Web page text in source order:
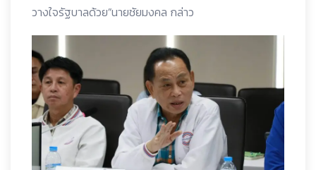
วางใจรัฐบาลด้วย”นายชัยมงคล กล่าว